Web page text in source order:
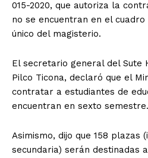
015-2020, que autoriza la
no se encuentran en el
único del magisterio.
El secretario general del Sute
Pilco Ticona, declaró que el
contratar a estudiantes de
encuentran en sexto semestre.
Asimismo, dijo que 158 plazas
secundaria) serán destinadas